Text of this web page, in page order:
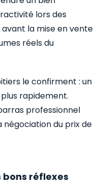
lors des
la mise en vente
réels du
le confirment : un
rapidement.
professionnel
négociation du prix de
bons réflexes